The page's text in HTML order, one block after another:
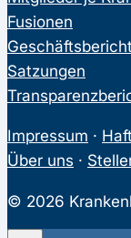
Fusionen
Satzungen
Impressum ·
Über uns ·
© 2026